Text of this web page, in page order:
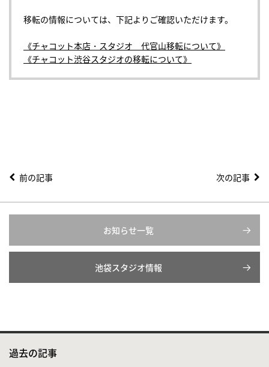
移転の情報については、下記よりご確認いただけます。
《チャコット本店・スタジオ 代官山移転について》
《チャコット渋谷スタジオの移転について》
前の記事 次の記事
お知らせ一覧
池袋スタジオ情報
過去の記事